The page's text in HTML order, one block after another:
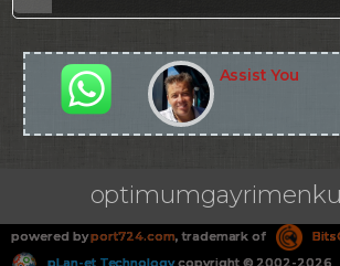
Assist You
powered byport724.com, trademark of
pLan-et Technologycopyright © 2002-2026